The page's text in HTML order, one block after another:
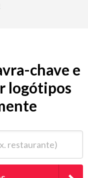
chave e
logótipos